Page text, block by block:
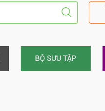
BỘ SƯU TẬP